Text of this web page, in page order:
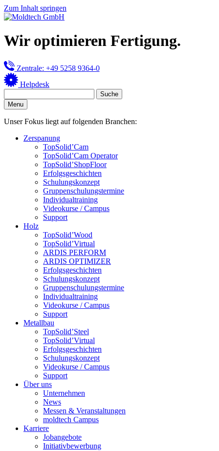
Zum Inhalt springen
Wir optimieren Fertigung.
Zentrale: +49 5258 9364-0
Helpdesk
Menu
Unser Fokus liegt auf folgenden Branchen:
Zerspanung
TopSolid’Cam
TopSolid’Cam Operator
TopSolid’ShopFloor
Erfolgsgeschichten
Schulungskonzept
Gruppenschulungstermine
Individualtraining
Videokurse / Campus
Support
Holz
TopSolid’Wood
TopSolid’Virtual
ARDIS PERFORM
ARDIS OPTIMIZER
Erfolgsgeschichten
Schulungskonzept
Gruppenschulungstermine
Individualtraining
Videokurse / Campus
Support
Metallbau
TopSolid’Steel
TopSolid’Virtual
Erfolgsgeschichten
Schulungskonzept
Videokurse / Campus
Support
Über uns
Unternehmen
News
Messen & Veranstaltungen
moldtech Campus
Karriere
Jobangebote
Initiativbewerbung